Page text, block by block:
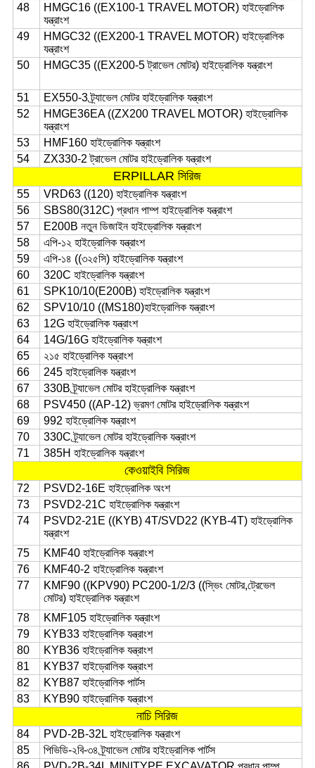
48
HMGC16 ((EX100-1 TRAVEL MOTOR) হাইড্রোলিক
যন্ত্রাংশ
49
HMGC32 ((EX200-1 TRAVEL MOTOR) হাইড্রোলিক
যন্ত্রাংশ
50
HMGC35 ((EX200-5 ট্রাভেল মোটর) হাইড্রোলিক যন্ত্রাংশ
51
EX550-3 ট্র্যাভেল মোটর হাইড্রোলিক যন্ত্রাংশ
52
HMGE36EA ((ZX200 TRAVEL MOTOR) হাইড্রোলিক
যন্ত্রাংশ
53
HMF160 হাইড্রোলিক যন্ত্রাংশ
54
ZX330-2 ট্রাভেল মোটর হাইড্রোলিক যন্ত্রাংশ
ERPILLAR সিরিজ
55
VRD63 ((120) হাইড্রোলিক যন্ত্রাংশ
56
SBS80(312C) প্রধান পাম্প হাইড্রোলিক যন্ত্রাংশ
57
E200B নতুন ডিজাইন হাইড্রোলিক যন্ত্রাংশ
58
এপি-১২ হাইড্রোলিক যন্ত্রাংশ
59
এপি-১৪ ((৩২৫সি) হাইড্রোলিক যন্ত্রাংশ
60
320C হাইড্রোলিক যন্ত্রাংশ
61
SPK10/10(E200B) হাইড্রোলিক যন্ত্রাংশ
62
SPV10/10 ((MS180)হাইড্রোলিক যন্ত্রাংশ
63
12G হাইড্রোলিক যন্ত্রাংশ
64
14G/16G হাইড্রোলিক যন্ত্রাংশ
65
২১৫ হাইড্রোলিক যন্ত্রাংশ
66
245 হাইড্রোলিক যন্ত্রাংশ
67
330B ট্র্যাভেল মোটর হাইড্রোলিক যন্ত্রাংশ
68
PSV450 ((AP-12) ভ্রমণ মোটর হাইড্রোলিক যন্ত্রাংশ
69
992 হাইড্রোলিক যন্ত্রাংশ
70
330C ট্র্যাভেল মোটর হাইড্রোলিক যন্ত্রাংশ
71
385H হাইড্রোলিক যন্ত্রাংশ
কেওয়াইবি সিরিজ
72
PSVD2-16E হাইড্রোলিক অংশ
73
PSVD2-21C হাইড্রোলিক যন্ত্রাংশ
74
PSVD2-21E ((KYB) 4T/SVD22 (KYB-4T) হাইড্রোলিক
যন্ত্রাংশ
75
KMF40 হাইড্রোলিক যন্ত্রাংশ
76
KMF40-2 হাইড্রোলিক যন্ত্রাংশ
77
KMF90 ((KPV90) PC200-1/2/3 ((স্ভিং মোটর,ট্রেভেল
মোটর) হাইড্রোলিক যন্ত্রাংশ
78
KMF105 হাইড্রোলিক যন্ত্রাংশ
79
KYB33 হাইড্রোলিক যন্ত্রাংশ
80
KYB36 হাইড্রোলিক যন্ত্রাংশ
81
KYB37 হাইড্রোলিক যন্ত্রাংশ
82
KYB87 হাইড্রোলিক পার্টস
83
KYB90 হাইড্রোলিক যন্ত্রাংশ
নাচি সিরিজ
84
PVD-2B-32L হাইড্রোলিক যন্ত্রাংশ
85
পিভিডি-২বি-৩৪ ট্র্যাভেল মোটর হাইড্রোলিক পার্টস